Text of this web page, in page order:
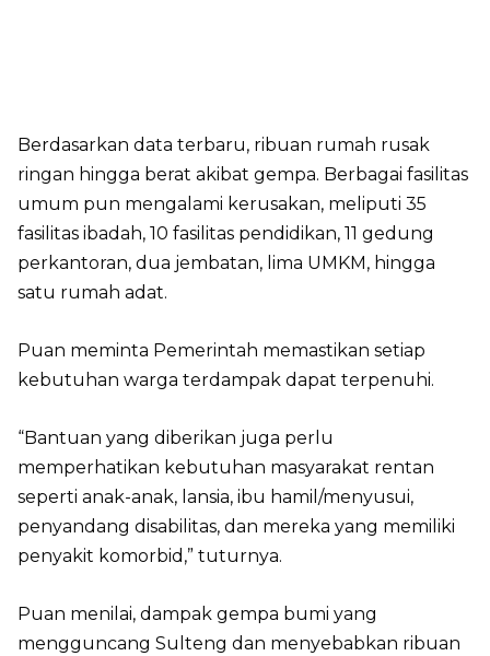
Berdasarkan data terbaru, ribuan rumah rusak
ringan hingga berat akibat gempa. Berbagai fasilitas
umum pun mengalami kerusakan, meliputi 35
fasilitas ibadah, 10 fasilitas pendidikan, 11 gedung
perkantoran, dua jembatan, lima UMKM, hingga
satu rumah adat.
Puan meminta Pemerintah memastikan setiap
kebutuhan warga terdampak dapat terpenuhi.
“Bantuan yang diberikan juga perlu
memperhatikan kebutuhan masyarakat rentan
seperti anak-anak, lansia, ibu hamil/menyusui,
penyandang disabilitas, dan mereka yang memiliki
penyakit komorbid,” tuturnya.
Puan menilai, dampak gempa bumi yang
mengguncang Sulteng dan menyebabkan ribuan